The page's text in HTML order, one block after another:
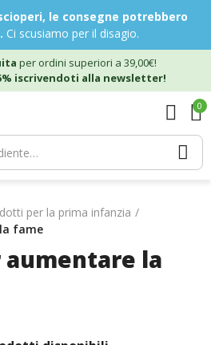
le consegne potrebbero
Ci scusiamo per il disagio.
per ordini superiori a 39,00€!
iscrivendoti alla newsletter!
0
per la prima infanzia
fame
la